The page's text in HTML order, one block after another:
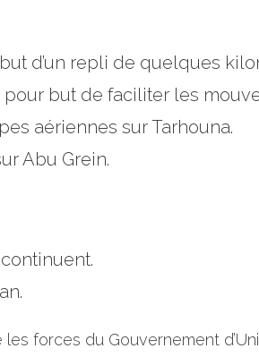
d’un repli de quelques
pour but de faciliter les
aériennes sur Tarhouna.
Abu Grein.
forces du Gouvernement